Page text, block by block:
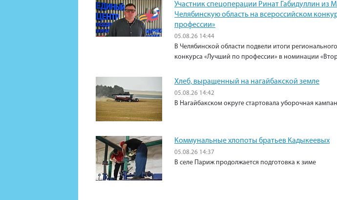
Участник спецоперации Ринат Габидуллин из
Челябинскую область на всероссийском
профессии»
05.08.26 14:44
В Челябинской области подвели итоги
конкурса «Лучший по профессии» в номинации
Хлеб, выращенный на нагайбакской земле
05.08.26 14:42
В Нагайбакском округе стартовала уборочная
Коммунальные хлопоты братьев Кадыкеевых
05.08.26 14:37
В селе Париж продолжается подготовка к зиме